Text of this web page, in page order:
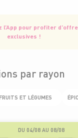
l’App pour profiter
exclusives !
par rayon
ET LÉGUMES
DU 04/08 AU 08/08